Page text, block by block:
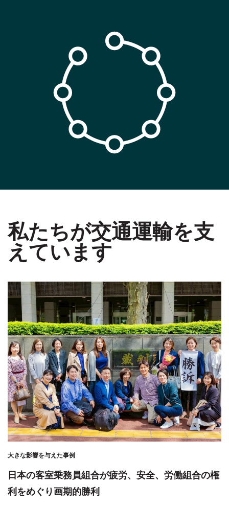
私たちが交通運輸を支
えています
大きな影響を与えた事例
日本の客室乗務員組合が疲労、安全、労働組合の権
利をめぐり画期的勝利